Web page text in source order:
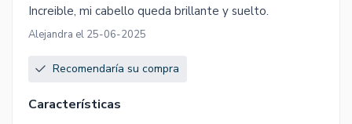
Increible, mi cabello queda brillante y suelto.
Alejandra el 25-06-2025
Recomendaría su compra
Características